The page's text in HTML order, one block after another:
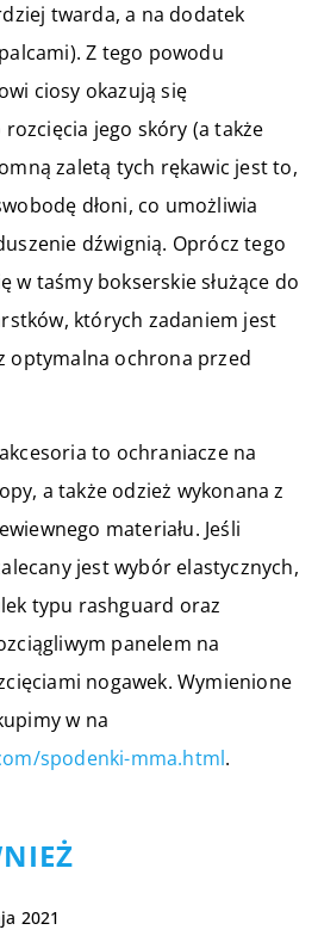
twarda, a na dodatek
Z tego powodu
ciosy okazują się
jego skóry (a także
zaletą tych rękawic jest to,
dłoni, co umożliwia
dźwignią. Oprócz tego
w taśmy bokserskie służące do
których zadaniem jest
optymalna ochrona przed
to ochraniacze na
a także odzież wykonana z
materiału. Jeśli
jest wybór elastycznych,
typu rashguard oraz
panelem na
nogawek. Wymienione
w na
spodenki-mma.html.
2021